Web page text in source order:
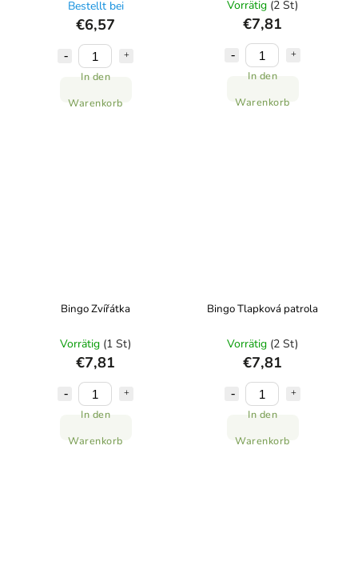
Bestellt bei
€6,57
In den
Warenkorb
Vorrätig (2 St)
€7,81
In den
Warenkorb
Bingo Zvířátka
Vorrätig (1 St)
€7,81
In den
Warenkorb
Bingo Tlapková patrola
Vorrätig (2 St)
€7,81
In den
Warenkorb